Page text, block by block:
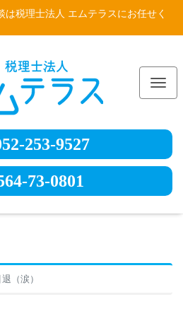
税理士法人 エムテラスにお任せく
253-9527
73-0801
退（涙）